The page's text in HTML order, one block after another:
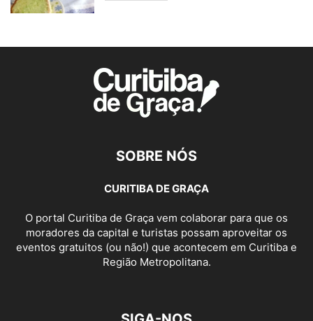
SOBRE NÓS
CURITIBA DE GRAÇA
O portal Curitiba de Graça vem colaborar para que os
moradores da capital e turistas possam aproveitar os
eventos gratuitos (ou não!) que acontecem em Curitiba e
Região Metropolitana.